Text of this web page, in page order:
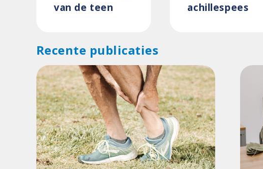
van de teen
achillespees
Recente publicaties